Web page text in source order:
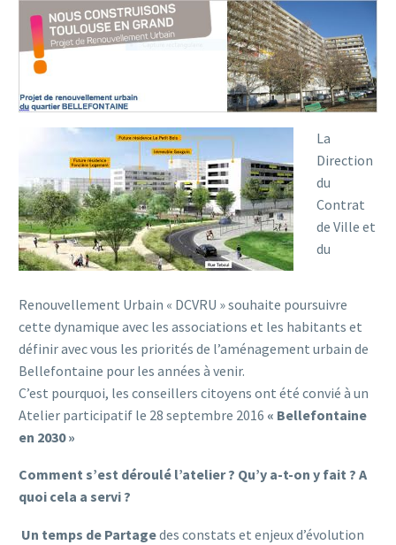
La
Direction
du
Contrat
de Ville et
du
Renouvellement Urbain « DCVRU » souhaite poursuivre
cette dynamique avec les associations et les habitants et
définir avec vous les priorités de l’aménagement urbain de
Bellefontaine pour les années à venir.
C’est pourquoi, les conseillers citoyens ont été convié à un
Atelier participatif le 28 septembre 2016 « Bellefontaine
en 2030 »
Comment s’est déroulé l’atelier ? Qu’y a-t-on y fait ? A
quoi cela a servi ?
Un temps de Partagedes constats et enjeux d’évolution